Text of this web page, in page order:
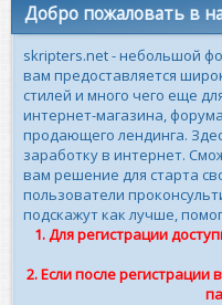
Добро пожаловать в
skripters.net - небольшой
вам предоставляется
стилей и много чего еще
интернет-магазина,
продающего лендинга.
заработку в интернет.
вам решение для старта
пользователи
подскажут как лучше,
1. Для регистрации
2. Если после